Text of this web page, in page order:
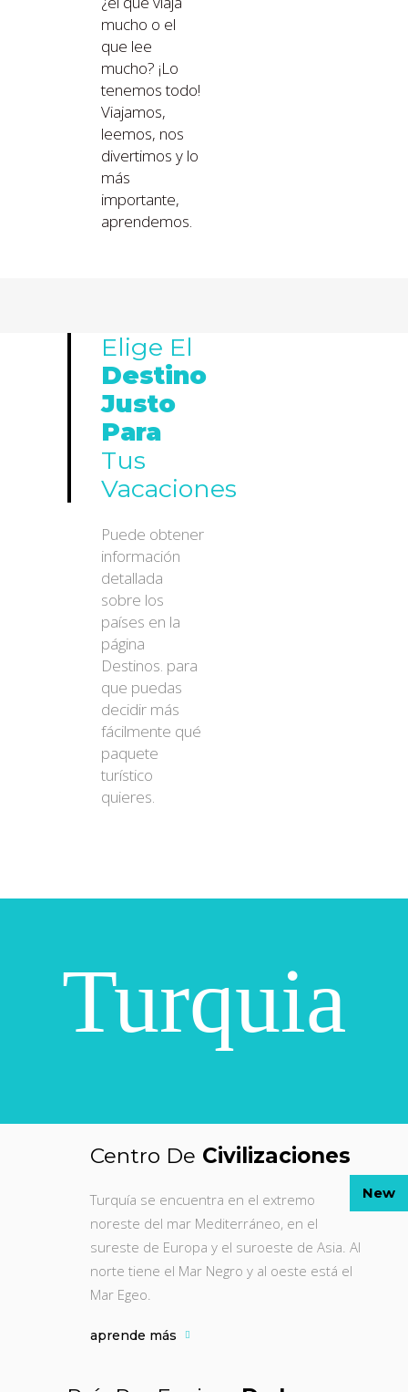
mucho o el
que lee
mucho? ¡Lo
tenemos todo!
Viajamos,
leemos, nos
divertimos y lo
más
importante,
aprendemos.
Elige El
Destino
Justo
Para
Tus
Vacaciones
Puede obtener
información
detallada
sobre los
países en la
página
Destinos. para
que puedas
decidir más
fácilmente qué
paquete
turístico
quieres.
Turquia
Centro De Civilizaciones
Turquía se encuentra en el extremo
noreste del mar Mediterráneo, en el
sureste de Europa y el suroeste de Asia. Al
norte tiene el Mar Negro y al oeste está el
Mar Egeo.
aprende más
New